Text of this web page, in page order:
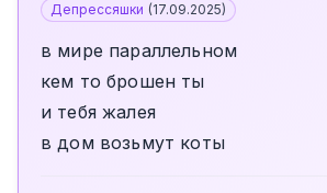
Депрессяшки (17.09.2025)
в мире параллельном
кем то брошен ты
и тебя жалея
в дом возьмут коты